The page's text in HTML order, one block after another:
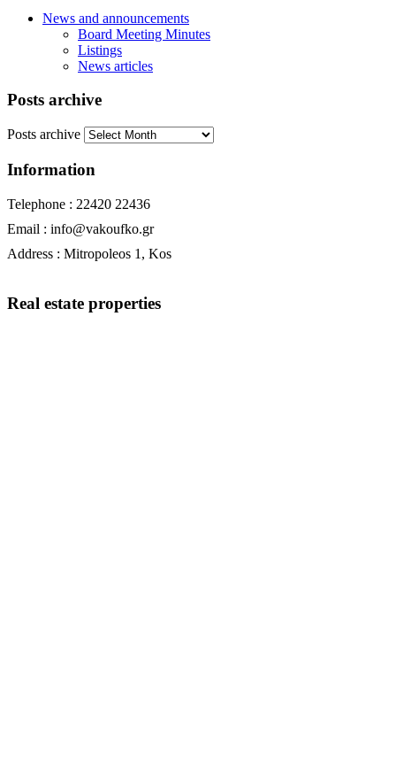
News and announcements
Board Meeting Minutes
Listings
News articles
Posts archive
Posts archive
Information
Telephone : 22420 22436
Email : info@vakoufko.gr
Address : Mitropoleos 1, Kos
Real estate properties